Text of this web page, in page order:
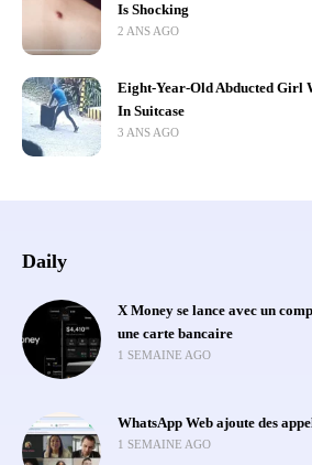
Is Shocking
2 ANS AGO
Eight-Year-Old Abducted Girl
In Suitcase
3 ANS AGO
Daily
X Money se lance avec un
une carte bancaire
1 SEMAINE AGO
WhatsApp Web ajoute des
1 SEMAINE AGO